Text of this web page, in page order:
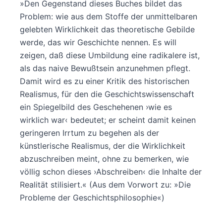
»Den Gegenstand dieses Buches bildet das
Problem: wie aus dem Stoffe der unmittelbaren
gelebten Wirklichkeit das theoretische Gebilde
werde, das wir Geschichte nennen. Es will
zeigen, daß diese Umbildung eine radikalere ist,
als das naive Bewußtsein anzunehmen pflegt.
Damit wird es zu einer Kritik des historischen
Realismus, für den die Geschichtswissenschaft
ein Spiegelbild des Geschehenen ›wie es
wirklich war‹ bedeutet; er scheint damit keinen
geringeren Irrtum zu begehen als der
künstlerische Realismus, der die Wirklichkeit
abzuschreiben meint, ohne zu bemerken, wie
völlig schon dieses ›Abschreiben‹ die Inhalte der
Realität stilisiert.« (Aus dem Vorwort zu: »Die
Probleme der Geschichtsphilosophie«)